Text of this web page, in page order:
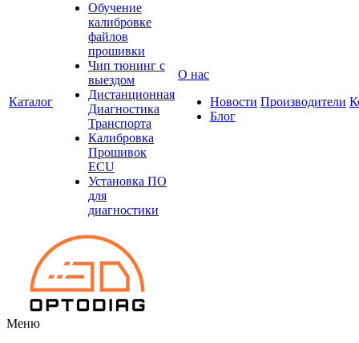
Каталог
Обучение
калибровке
файлов
прошивки
Чип тюнинг с
выездом
Дистанционная
Диагностика
Транспорта
Калибровка
Прошивок
ECU
Установка ПО
для
диагностики
О нас
Новости
Блог
Производители
Меню